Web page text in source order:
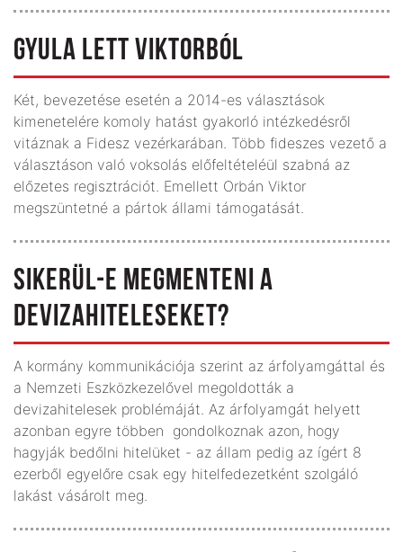
GYULA LETT VIKTORBÓL
Két, bevezetése esetén a 2014-es választások
kimenetelére komoly hatást gyakorló intézkedésről
vitáznak a Fidesz vezérkarában. Több fideszes vezető a
választáson való voksolás előfeltételéül szabná az
előzetes regisztrációt. Emellett Orbán Viktor
megszüntetné a pártok állami támogatását.
SIKERÜL-E MEGMENTENI A
DEVIZAHITELESEKET?
A kormány kommunikációja szerint az árfolyamgáttal és
a Nemzeti Eszközkezelővel megoldották a
devizahitelesek problémáját. Az árfolyamgát helyett
azonban egyre többen gondolkoznak azon, hogy
hagyják bedőlni hitelüket - az állam pedig az ígért 8
ezerből egyelőre csak egy hitelfedezetként szolgáló
lakást vásárolt meg.